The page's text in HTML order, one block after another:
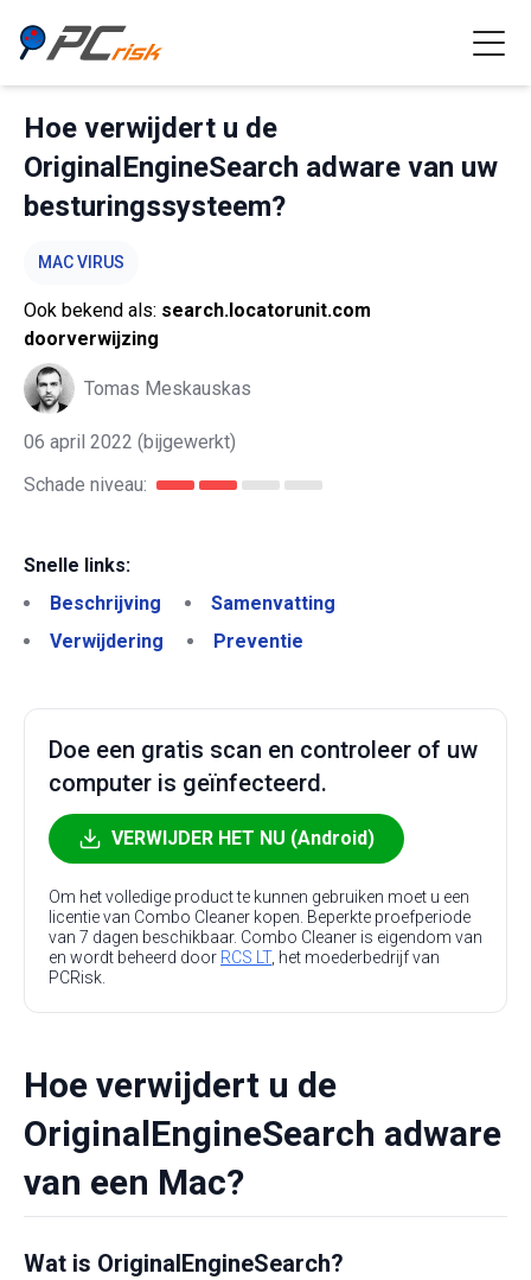
Hoe verwijdert u de
OriginalEngineSearch adware van uw
besturingssysteem?
MAC VIRUS
Ook bekend als: search.locatorunit.com
doorverwijzing
Tomas Meskauskas
06 april 2022 (bijgewerkt)
Schade niveau:
Snelle links:
Beschrijving
Samenvatting
Verwijdering
Preventie
Doe een gratis scan en controleer of uw
computer is geïnfecteerd.
VERWIJDER HET NU (Android)
Om het volledige product te kunnen gebruiken moet u een
licentie van Combo Cleaner kopen. Beperkte proefperiode
van 7 dagen beschikbaar. Combo Cleaner is eigendom van
en wordt beheerd door RCS LT, het moederbedrijf van
PCRisk.
Hoe verwijdert u de
OriginalEngineSearch adware
van een Mac?
Wat is OriginalEngineSearch?